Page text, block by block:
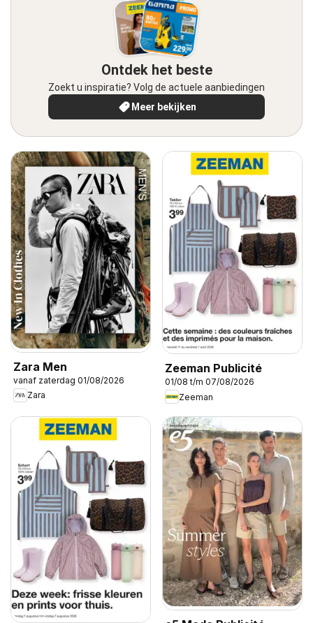
Ontdek het beste
Zoekt u inspiratie? Volg de actuele aanbiedingen
Meer bekijken
Zara Men
vanaf zaterdag 01/08/2026
Zara
Zeeman Publicité
01/08 t/m 07/08/2026
Zeeman